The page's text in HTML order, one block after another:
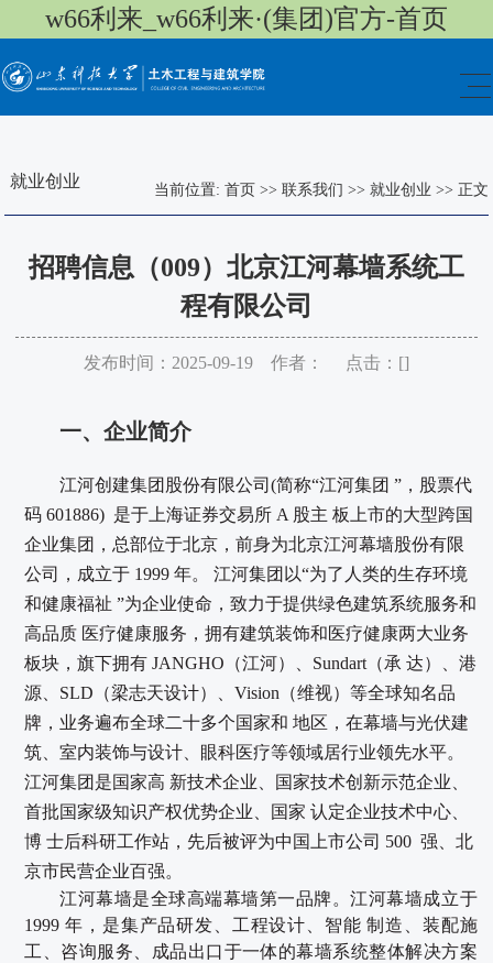
w66利来_w66利来·(集团)官方-首页
就业创业 当前位置: 首页 >> 联系我们 >> 就业创业 >> 正文
招聘信息（009）北京江河幕墙系统工
程有限公司
发布时间：2025-09-19 作者： 点击：[]
一、企业简介
江河创建集团股份有限公司(简称“江河集团 ”，股票代
码 601886) 是于上海证券交易所 A 股主 板上市的大型跨国
企业集团，总部位于北京，前身为北京江河幕墙股份有限
公司，成立于 1999年。 江河集团以“为了人类的生存环境
和健康福祉 ”为企业使命，致力于提供绿色建筑系统服务和
高品质 医疗健康服务，拥有建筑装饰和医疗健康两大业务
板块，旗下拥有 JANGHO （江河）、 Sundart （承 达）、港
源、 SLD （梁志天设计）、Vision （维视）等全球知名品
牌，业务遍布全球二十多个国家和 地区，在幕墙与光伏建
筑、室内装饰与设计、眼科医疗等领域居行业领先水平。
江河集团是国家高 新技术企业、国家技术创新示范企业、
首批国家级知识产权优势企业、国家 认定企业技术中心、
博 士后科研工作站，先后被评为中国上市公司 500强、北
京市民营企业百强。
江河幕墙是全球高端幕墙第一品牌。江河幕墙成立于
1999 年，是集产品研发、工程设计、智能 制造、装配施
工、咨询服务、成品出口于一体的幕墙系统整体解决方案